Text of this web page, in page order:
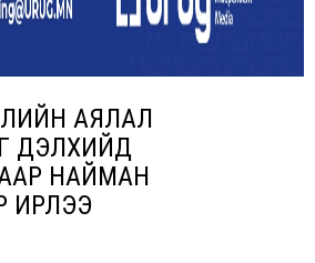
АЯЛАЛ
ДЭЛХИЙД
НАЙМАН
ИРЛЭЭ